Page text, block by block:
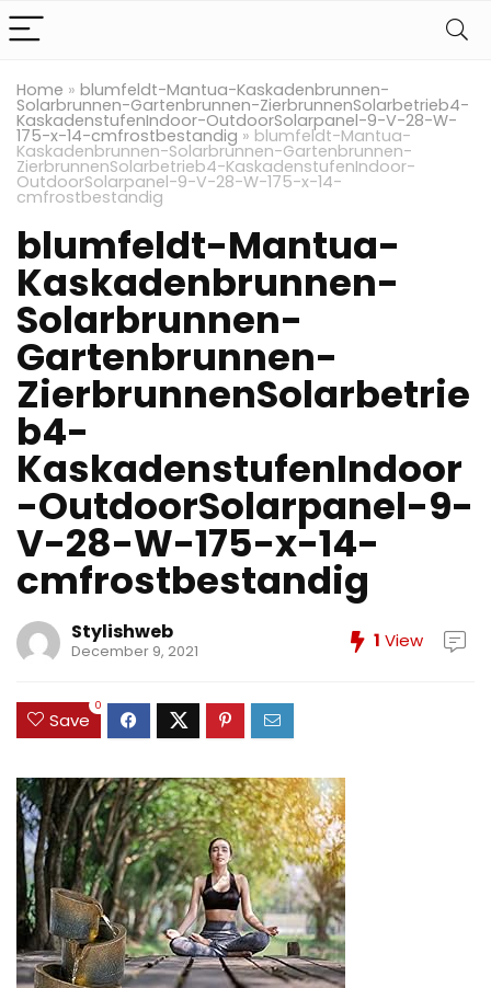
Home » blumfeldt-Mantua-Kaskadenbrunnen-
Solarbrunnen-Gartenbrunnen-ZierbrunnenSolarbetrieb4-
KaskadenstufenIndoor-OutdoorSolarpanel-9-V-28-W-
175-x-14-cmfrostbestandig » blumfeldt-Mantua-
Kaskadenbrunnen-Solarbrunnen-Gartenbrunnen-
ZierbrunnenSolarbetrieb4-KaskadenstufenIndoor-
OutdoorSolarpanel-9-V-28-W-175-x-14-
cmfrostbestandig
blumfeldt-Mantua-
Kaskadenbrunnen-
Solarbrunnen-
Gartenbrunnen-
ZierbrunnenSolarbetrie
b4-
KaskadenstufenIndoor
-OutdoorSolarpanel-9-
V-28-W-175-x-14-
cmfrostbestandig
Stylishweb
December 9, 2021 1 View
Save
0